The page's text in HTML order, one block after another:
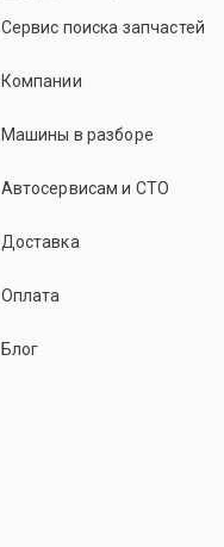
Сервис поиска запчастей
Компании
Машины в разборе
Автосервисам и СТО
Доставка
Оплата
Блог